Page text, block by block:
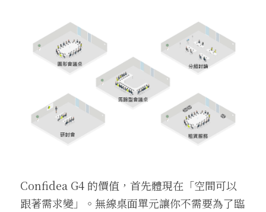
Confidea G4 的價值，首先體現在「空間可以
跟著需求變」。無線桌面單元讓你不需要為了臨